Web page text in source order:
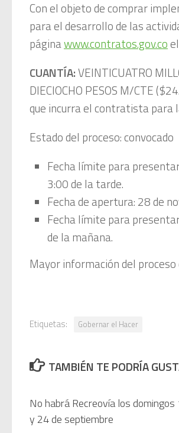
Con el objeto de comprar
para el desarrollo de las
páginawww.contratos.gov.co
CUANTÍA:VEINTICUATRO
DIECIOCHO PESOS M/CTE
que incurra el contratista para
Estado del proceso: convocado
Fecha límite para
3:00 de la tarde.
Fecha de apertura: 28 de
Fecha límite para
de la mañana.
Mayor información del proceso
Etiquetas: Gobernar el Hacer
TAMBIÉN TE PODRÍA
No habrá Recreovía los domingos
y 24 de septiembre